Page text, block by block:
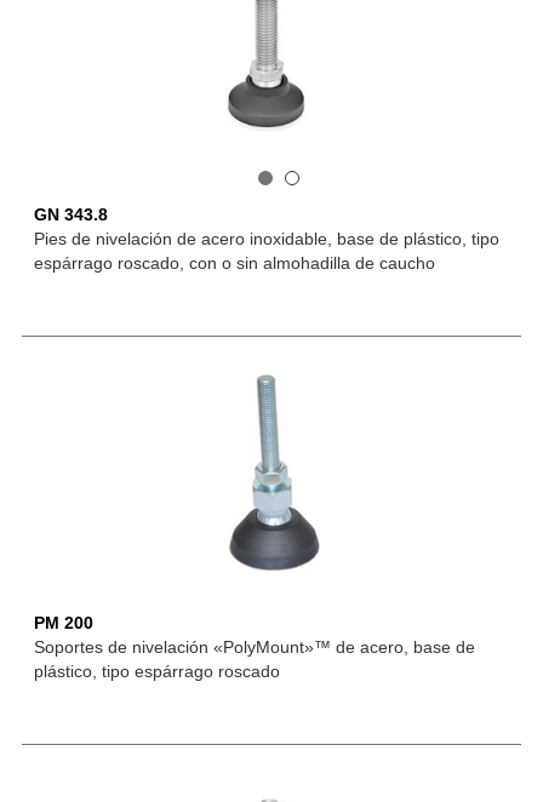
GN 343.8
Pies de nivelación de acero inoxidable, base de plástico, tipo
espárrago roscado, con o sin almohadilla de caucho
PM 200
Soportes de nivelación «PolyMount»™ de acero, base de
plástico, tipo espárrago roscado